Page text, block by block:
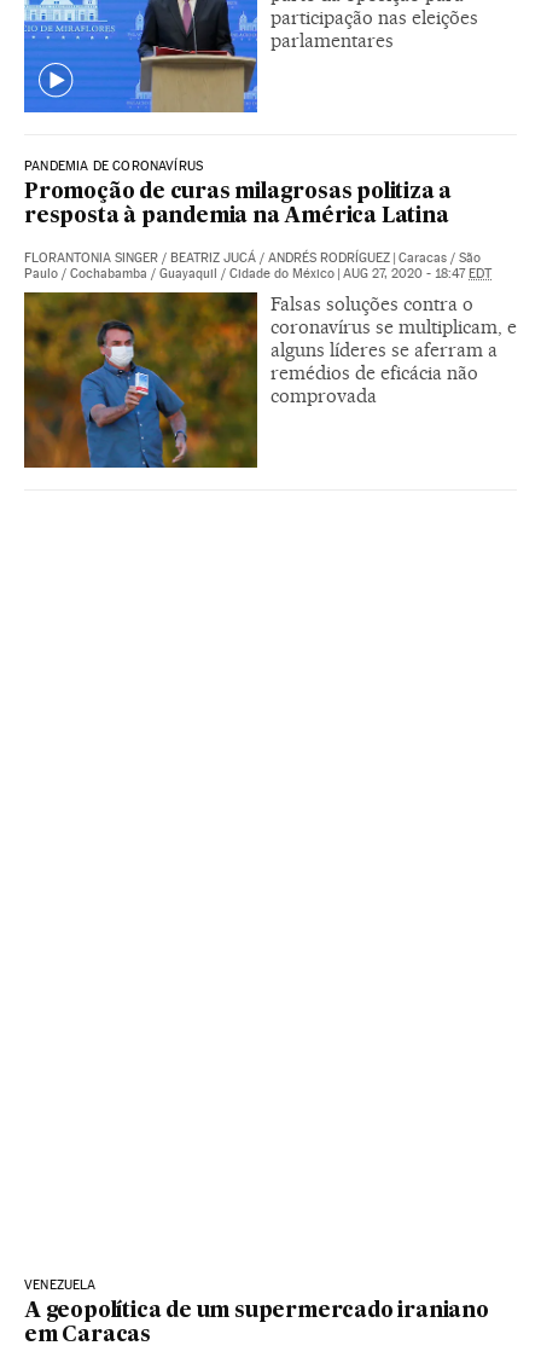
participação nas eleições
parlamentares
PANDEMIA DE CORONAVÍRUS
Promoção de curas milagrosas politiza a
resposta à pandemia na América Latina
FLORANTONIA SINGER / BEATRIZ JUCÁ / ANDRÉS RODRÍGUEZ | Caracas / São
Paulo / Cochabamba / Guayaquil / Cidade do México | AUG 27, 2020 - 18:47EDT
Falsas soluções contra o
coronavírus se multiplicam, e
alguns líderes se aferram a
remédios de eficácia não
comprovada
VENEZUELA
A geopolítica de um supermercado iraniano
em Caracas